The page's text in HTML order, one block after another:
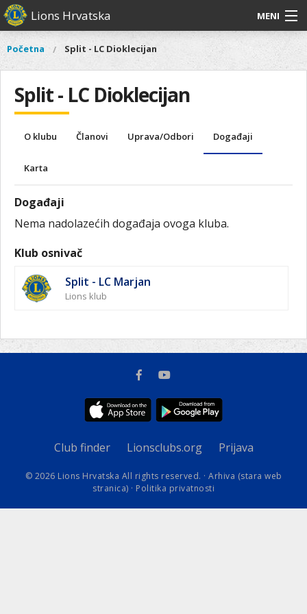
Skoči
na
sadržaj
Lions Hrvatska MENI
O nama
Naši projekti
Aktivnosti
Glavni
O
nama
Distrikt
126
Aktivnosti
Vi
ste
ovdje
Početna Split - LC Dioklecijan
Split - LC Dioklecijan
O klubu Članovi Uprava/Odbori Događaji
Karta
Događaji
Nema nadolazećih događaja ovoga kluba.
Klub osnivač
Split - LC Marjan
Lions klub
Club finder Lionsclubs.org Prijava
© 2026 Lions Hrvatska All rights reserved. · Arhiva (stara web
stranica) · Politika privatnosti